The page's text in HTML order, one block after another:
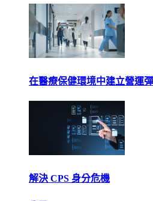
在醫療保健環境中建立營運
解決 CPS 身分危機